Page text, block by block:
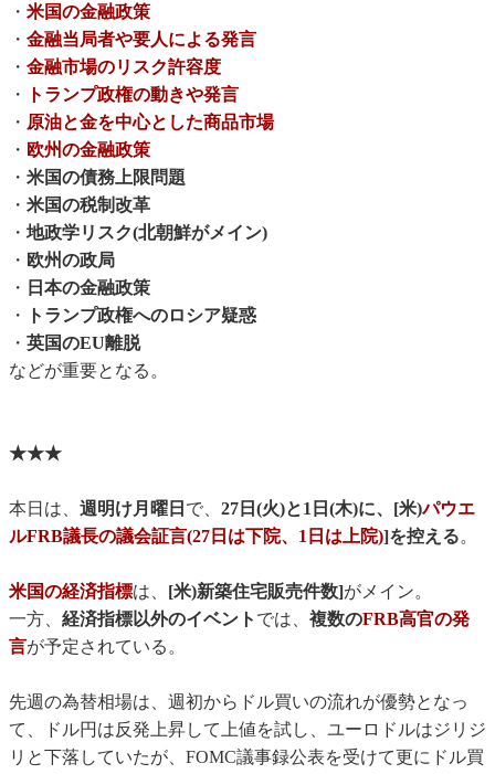
・ 米国の金融政策
・ 金融当局者や要人による発言
・ 金融市場のリスク許容度
・
トランプ政権の動きや発言
・ 原油と金を中心とした商品市場
・ 欧州の金融政策
・ 米国の債務上限問題
・ 米国の税制改革
・ 地政学リスク(北朝鮮がメイン)
・ 欧州の政局
・ 日本の金融政策
・
トランプ政権へのロシア疑惑
・ 英国のEU離脱
などが重要となる。
★★★
本日は、 週明け月曜日 で、 27日(火)と1日(木)に、[米)パウエ
ルFRB議長の議会証言(27日は下院、1日は上院)]を控える。
米国の経済指標は、 [米)新築住宅販売件数]がメイン。
一方、 経済指標以外のイベント では、 複数のFRB高官の発
言が予定されている。
先週の為替相場は、週初からドル買いの流れが優勢となっ
て、ドル円は反発上昇して上値を試し、ユーロドルはジリジ
リと下落していたが、FOMC議事録公表を受けて更にドル買